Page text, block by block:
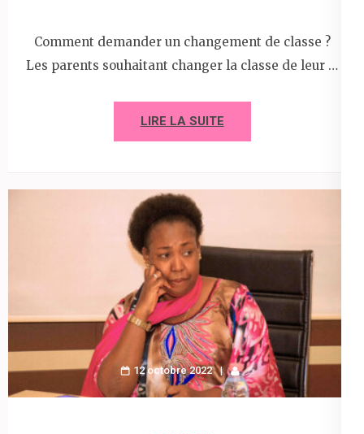
Comment demander un changement de classe ?
Les parents souhaitant changer la classe de leur …
LIRE LA SUITE
12 octobre 2022